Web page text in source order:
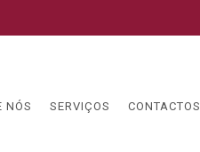
NÓS SERVIÇOS CONTACTOS